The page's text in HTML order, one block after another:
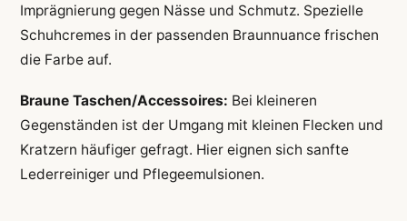
Imprägnierung gegen Nässe und Schmutz. Spezielle
Schuhcremes in der passenden Braunnuance frischen
die Farbe auf.
Braune Taschen/Accessoires: Bei kleineren
Gegenständen ist der Umgang mit kleinen Flecken und
Kratzern häufiger gefragt. Hier eignen sich sanfte
Lederreiniger und Pflegeemulsionen.